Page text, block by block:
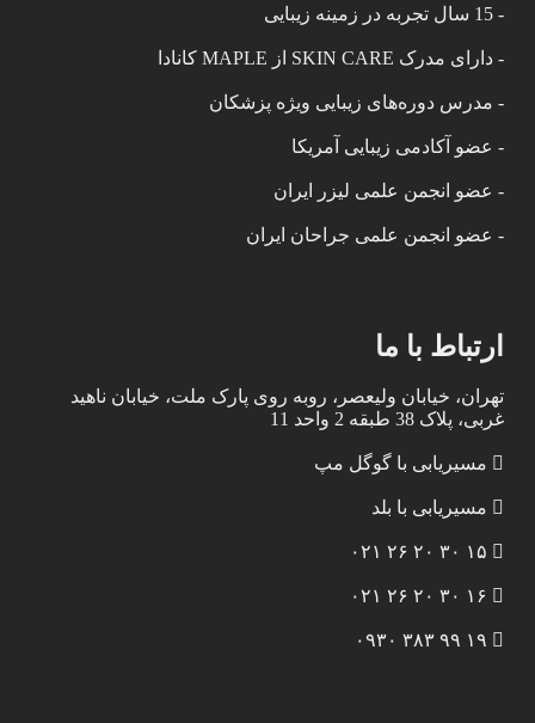
- 15 سال تجربه در زمینه زیبایی
- دارای مدرک SKIN CARE از MAPLE کانادا
- مدرس دوره‌های زیبایی ویژه پزشکان
- عضو آکادمی زیبایی آمریکا
- عضو انجمن علمی لیزر ایران
- عضو انجمن علمی جراحان ایران
ارتباط با ما
تهران، خیابان ولیعصر، روبه روی پارک ملت، خیابان ناهید
غربی، پلاک 38 طبقه 2 واحد 11
مسیریابی با گوگل مپ
مسیریابی با بلد